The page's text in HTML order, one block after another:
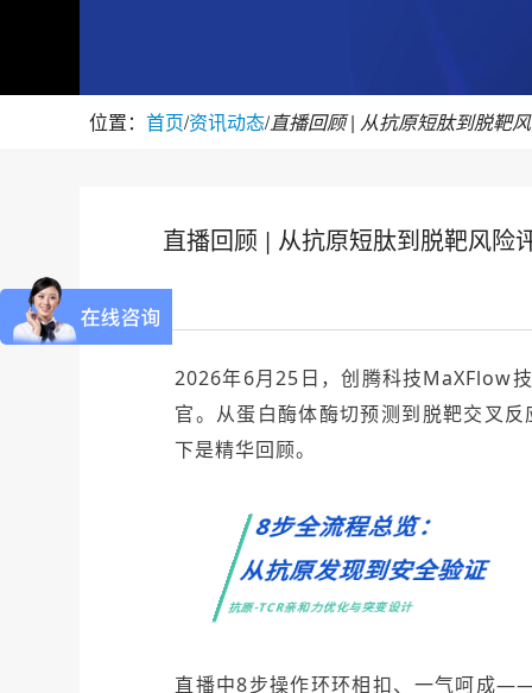
位置： 首页/资讯动态/
直播回顾 | 从抗原短肽到脱靶风险
2026年6月25日，创腾科技MaXFlow
官。从蛋白酶体酶切预测到脱靶交叉
下是精华回顾。
8步全流程总览：
从抗原发现到安全验证
抗原-TCR亲和力优化与突变设计
直播中8步操作环环相扣、一气呵成